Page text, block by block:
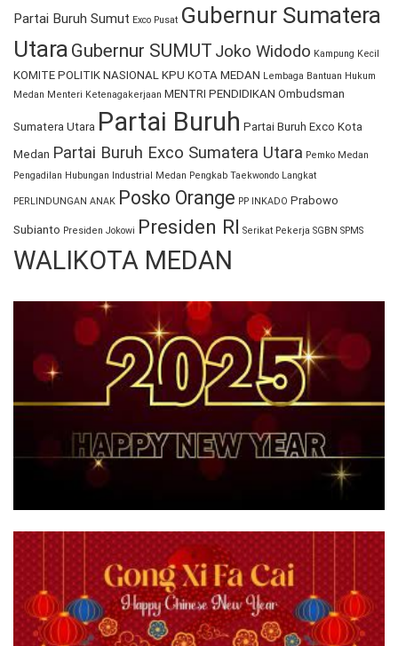
Partai Buruh Sumut Exco Pusat Gubernur Sumatera
Utara Gubernur SUMUT Joko Widodo Kampung Kecil
KOMITE POLITIK NASIONAL KPU KOTA MEDAN Lembaga Bantuan Hukum
Medan Menteri Ketenagakerjaan MENTRI PENDIDIKAN Ombudsman
Sumatera Utara Partai Buruh Partai Buruh Exco Kota
Medan Partai Buruh Exco Sumatera Utara Pemko Medan
Pengadilan Hubungan Industrial Medan Pengkab Taekwondo Langkat
PERLINDUNGAN ANAK Posko Orange PP INKADO Prabowo
Subianto Presiden Jokowi Presiden RI Serikat Pekerja SGBN SPMS
WALIKOTA MEDAN